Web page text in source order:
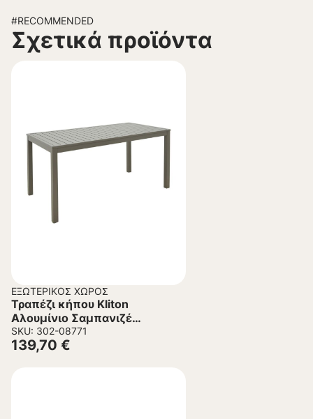
#RECOMMENDED
Σχετικά προϊόντα
ΕΞΩΤΕΡΙΚΌΣ ΧΏΡΟΣ
Τραπέζι κήπου Kliton
Αλουμίνιο Σαμπανιζέ
150x80x74εκ.
SKU: 302-08771
139,70 €